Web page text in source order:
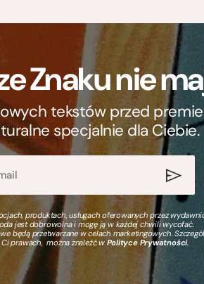
Znaku nie
tekstów przed
specjalnie dla Ciebie.
produktach, usługach oferowanych przez
jest dobrowolna i mogę ją w każdej chwili wycofać.
będą przetwarzane w celach marketingowych.
prawach, można znaleźć wPolityce Prywatności.